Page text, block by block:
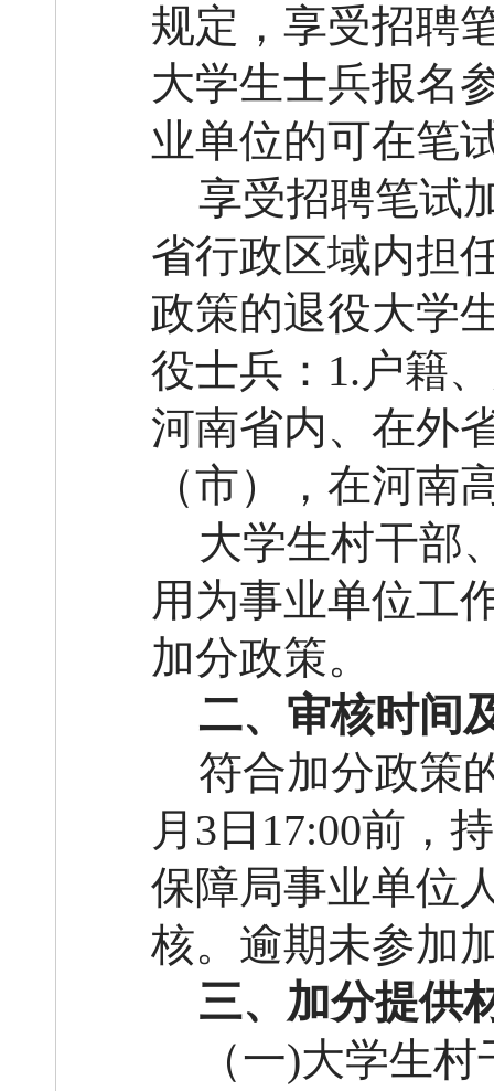
规定，享受招聘
大学生士兵报名
业单位的可在笔
享受招聘笔试
省行政区域内担
政策的退役大学
役士兵： 1.户籍
河南省内、在外
（市），在河南
大学生村干部
用为事业单位工
加分政策。
二、审核时间
符合加分政策
月3日17:00前 ，
保障局事业单位
核。逾期未参加
三、加分提供
（一)大学生村